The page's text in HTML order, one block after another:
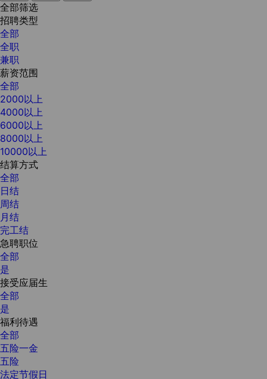
全部筛选
招聘类型
全部
全职
兼职
薪资范围
全部
2000以上
4000以上
6000以上
8000以上
10000以上
结算方式
全部
日结
周结
月结
完工结
急聘职位
全部
是
接受应届生
全部
是
福利待遇
全部
五险一金
五险
法定节假日